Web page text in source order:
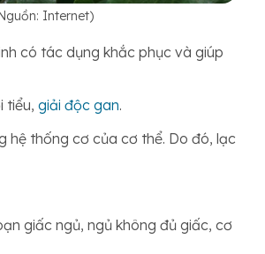
Internet)
có tác dụng khắc phục và giúp
tiểu, giải độc gan.
thống cơ của cơ thể. Do đó, lạc
giấc ngủ, ngủ không đủ giấc, cơ